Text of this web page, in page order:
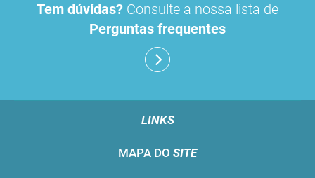
Tem dúvidas? Consulte a nossa lista de
Perguntas frequentes
LINKS
MAPA DO SITE